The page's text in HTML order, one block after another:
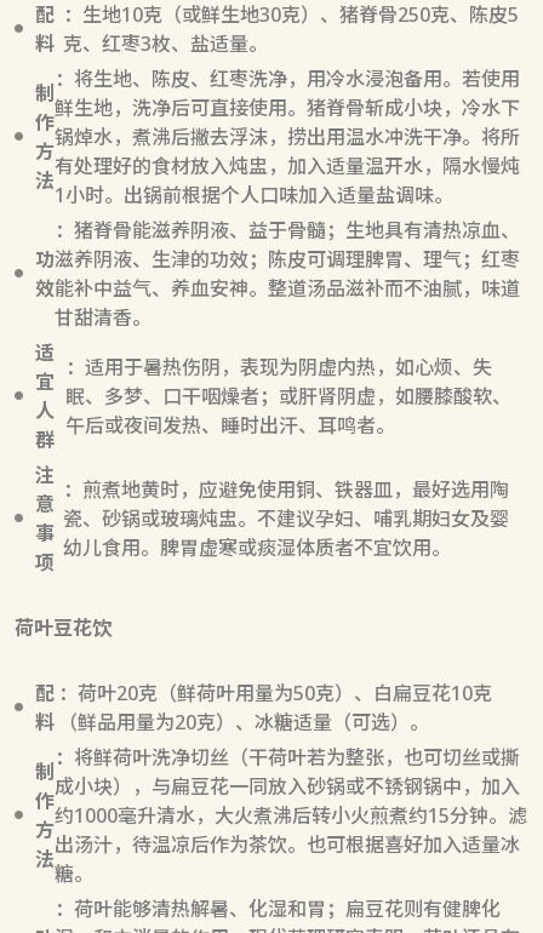
配
料
：生地10克（或鲜生地30克）、猪脊骨250克、陈皮5
克、红枣3枚、盐适量。
制
作
方
法
：将生地、陈皮、红枣洗净，用冷水浸泡备用。若使用
鲜生地，洗净后可直接使用。猪脊骨斩成小块，冷水下
锅焯水，煮沸后撇去浮沫，捞出用温水冲洗干净。将所
有处理好的食材放入炖盅，加入适量温开水，隔水慢炖
1小时。出锅前根据个人口味加入适量盐调味。
功
效
：猪脊骨能滋养阴液、益于骨髓；生地具有清热凉血、
滋养阴液、生津的功效；陈皮可调理脾胃、理气；红枣
能补中益气、养血安神。整道汤品滋补而不油腻，味道
甘甜清香。
适
宜
人
群
：适用于暑热伤阴，表现为阴虚内热，如心烦、失
眠、多梦、口干咽燥者；或肝肾阴虚，如腰膝酸软、
午后或夜间发热、睡时出汗、耳鸣者。
注
意
事
项
：煎煮地黄时，应避免使用铜、铁器皿，最好选用陶
瓷、砂锅或玻璃炖盅。不建议孕妇、哺乳期妇女及婴
幼儿食用。脾胃虚寒或痰湿体质者不宜饮用。
荷叶豆花饮
配
料
：荷叶20克（鲜荷叶用量为50克）、白扁豆花10克
（鲜品用量为20克）、冰糖适量（可选）。
制
作
方
法
：将鲜荷叶洗净切丝（干荷叶若为整张，也可切丝或撕
成小块），与扁豆花一同放入砂锅或不锈钢锅中，加入
约1000毫升清水，大火煮沸后转小火煎煮约15分钟。滤
出汤汁，待温凉后作为茶饮。也可根据喜好加入适量冰
糖。
：荷叶能够清热解暑、化湿和胃；扁豆花则有健脾化